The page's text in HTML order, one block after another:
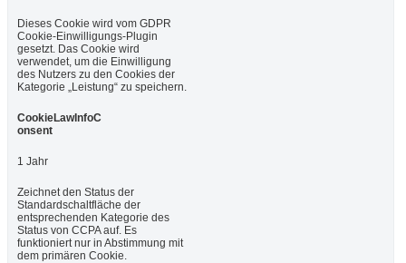
Dieses Cookie wird vom GDPR
Cookie-Einwilligungs-Plugin
gesetzt. Das Cookie wird
verwendet, um die Einwilligung
des Nutzers zu den Cookies der
Kategorie „Leistung“ zu speichern.
CookieLawInfoC
onsent
1 Jahr
Zeichnet den Status der
Standardschaltfläche der
entsprechenden Kategorie des
Status von CCPA auf. Es
funktioniert nur in Abstimmung mit
dem primären Cookie.